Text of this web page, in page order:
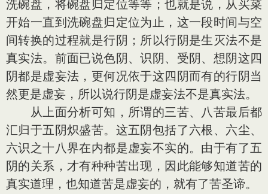
洗碗盘，将碗盘归定位等等；也就是说，从买菜
开始一直到洗碗盘归定位为止，这一段时间与空
间转换的过程就是行阴；所以行阴是生灭法不是
真实法。前面已说色阴、识阴、受阴、想阴这四
阴都是虚妄法，更何况依于这四阴而有的行阴当
然更是虚妄，所以说行阴是虚妄法不是真实法。
从上面分析可知，所谓的三苦、八苦最后都
汇归于五阴炽盛苦。这五阴包括了六根、六尘、
六识之十八界在内都是虚妄不实的。由于有了五
阴的关系，才有种种苦出现，因此能够知道苦的
真实道理，也知道苦是虚妄的，就有了苦圣谛。